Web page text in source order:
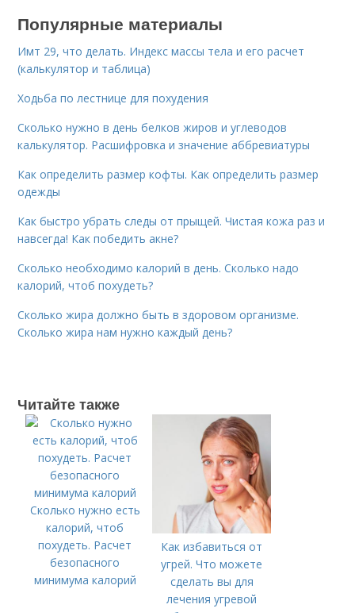
Популярные материалы
Имт 29, что делать. Индекс массы тела и его расчет
(калькулятор и таблица)
Ходьба по лестнице для похудения
Сколько нужно в день белков жиров и углеводов
калькулятор. Расшифровка и значение аббревиатуры
Как определить размер кофты. Как определить размер
одежды
Как быстро убрать следы от прыщей. Чистая кожа раз и
навсегда! Как победить акне?
Сколько необходимо калорий в день. Сколько надо
калорий, чтоб похудеть?
Сколько жира должно быть в здоровом организме.
Сколько жира нам нужно каждый день?
Читайте также
Сколько нужно есть
калорий, чтоб
похудеть. Расчет
безопасного
минимума калорий
Как избавиться от
угрей. Что можете
сделать вы для
лечения угревой